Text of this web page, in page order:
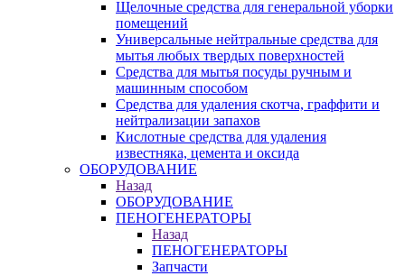
Щелочные средства для генеральной уборки
помещений
Универсальные нейтральные средства для
мытья любых твердых поверхностей
Средства для мытья посуды ручным и
машинным способом
Средства для удаления скотча, граффити и
нейтрализации запахов
Кислотные средства для удаления
известняка, цемента и оксида
ОБОРУДОВАНИЕ
Назад
ОБОРУДОВАНИЕ
ПЕНОГЕНЕРАТОРЫ
Назад
ПЕНОГЕНЕРАТОРЫ
Запчасти